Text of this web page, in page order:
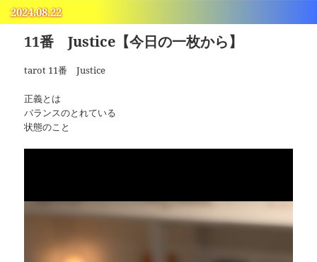
2024.08.22
11番 Justice【今日の一枚から】
tarot 11番 Justice
正義とは
バランスのとれている
状態のこと